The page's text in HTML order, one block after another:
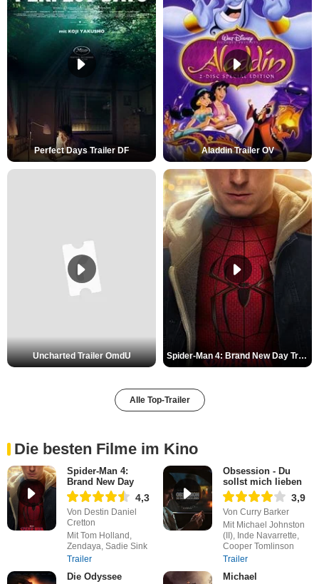
Perfect Days Trailer DF Aladdin Trailer OV
Uncharted Trailer OmdU Spider-Man 4: Brand New Day Trailer (3) DF
Alle Top-Trailer
Die besten Filme im Kino
Spider-Man 4:
Brand New Day
4,3
Von Destin Daniel
Cretton
Mit Tom Holland,
Zendaya, Sadie Sink
Trailer
Obsession - Du
sollst mich lieben
3,9
Von Curry Barker
Mit Michael Johnston
(II), Inde Navarrette,
Cooper Tomlinson
Trailer
Die Odyssee Michael